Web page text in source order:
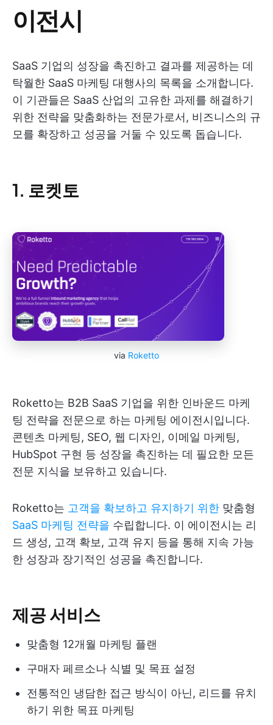
이전시
SaaS 기업의 성장을 촉진하고 결과를 제공하는 데
탁월한 SaaS 마케팅 대행사의 목록을 소개합니다.
이 기관들은 SaaS 산업의 고유한 과제를 해결하기
위한 전략을 맞춤화하는 전문가로서, 비즈니스의 규
모를 확장하고 성공을 거둘 수 있도록 돕습니다.
1. 로켓토
via Roketto
Roketto는 B2B SaaS 기업을 위한 인바운드 마케
팅 전략을 전문으로 하는 마케팅 에이전시입니다.
콘텐츠 마케팅, SEO, 웹 디자인, 이메일 마케팅,
HubSpot 구현 등 성장을 촉진하는 데 필요한 모든
전문 지식을 보유하고 있습니다.
Roketto는 고객을 확보하고 유지하기 위한 맞춤형
SaaS 마케팅 전략을 수립합니다. 이 에이전시는 리
드 생성, 고객 확보, 고객 유지 등을 통해 지속 가능
한 성장과 장기적인 성공을 촉진합니다.
제공 서비스
맞춤형 12개월 마케팅 플랜
구매자 페르소나 식별 및 목표 설정
전통적인 냉담한 접근 방식이 아닌, 리드를 유치
하기 위한 목표 마케팅